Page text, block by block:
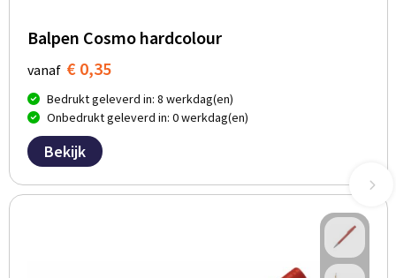
Balpen Cosmo hardcolour
vanaf € 0,35
Bedrukt geleverd in: 8 werkdag(en)
Onbedrukt geleverd in: 0 werkdag(en)
Bekijk